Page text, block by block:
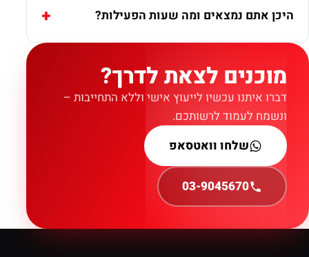
היכן אתם נמצאים ומה שעות הפעילות?
מוכנים לצאת לדרך?
דברו איתנו עכשיו לייעוץ אישי וללא התחייבות –
ונשמח לעמוד לרשותכם.
שלחו וואטסאפ
03-9045670